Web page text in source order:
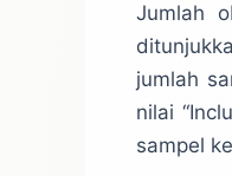
Jumlah
jumlah
nilai
sampel